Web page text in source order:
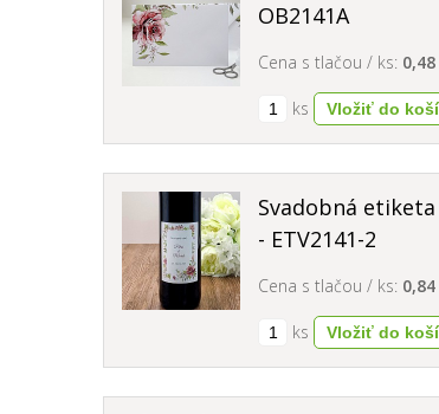
OB2141A
Cena s tlačou / ks:
ks
Svadobná
- ETV2141-2
Cena s tlačou / ks:
ks